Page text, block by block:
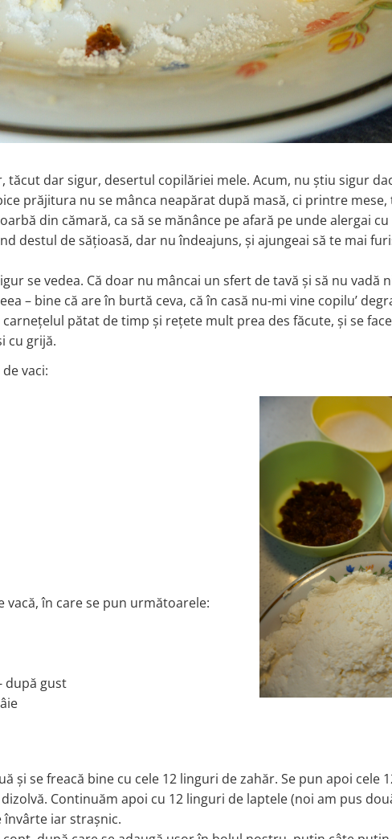
tăcut dar sigur, desertul copilăriei mele. Acum, nu știu sigur
prăjitura nu se mânca neapărat după masă, ci printre mese,
din cămară, ca să se mănânce pe afară pe unde alergai
destul de sățioasă, dar nu îndeajuns, și ajungeai să te mai
se vedea. Că doar nu mâncai un sfert de tavă și să nu vadă
– bine că are în burtă ceva, că în casă nu-mi vine copilu’
pătat de timp și rețete mult prea des făcute, și se
cu grijă.
vaci:
vacă, în care se pun următoarele:
după gust
și se freacă bine cu cele 12 linguri de zahăr. Se pun apoi cele
Continuăm apoi cu 12 linguri de laptele (noi am pus
învârte iar strașnic.